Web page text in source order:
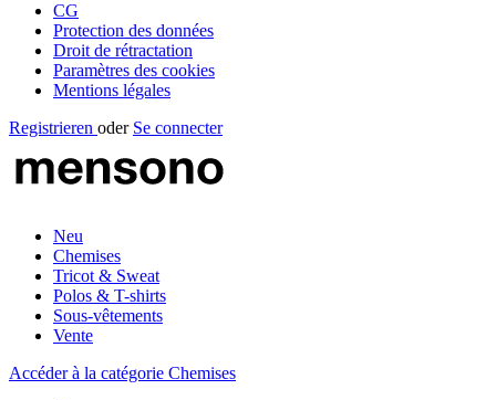
CG
Protection des données
Droit de rétractation
Paramètres des cookies
Mentions légales
Registrieren oder Se connecter
Neu
Chemises
Tricot & Sweat
Polos & T-shirts
Sous-vêtements
Vente
Accéder à la catégorie Chemises